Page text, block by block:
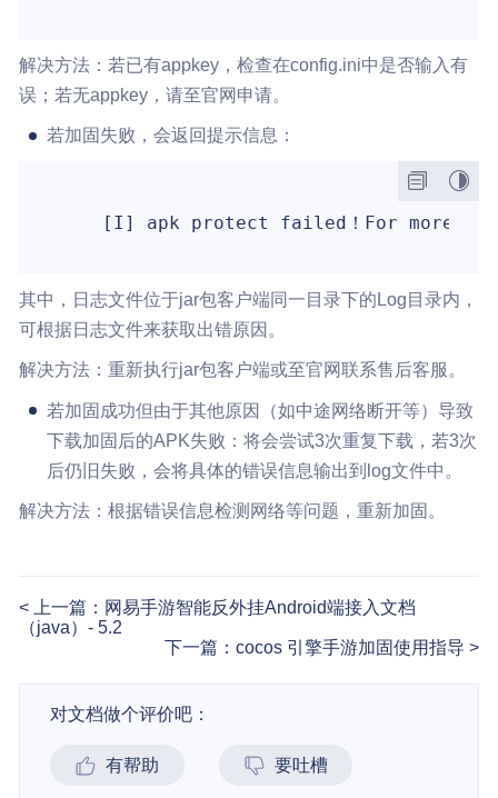
解决方法：若已有appkey，检查在config.ini中是否输入有
误；若无appkey，请至官网申请。
若加固失败，会返回提示信息：
[I] apk protect failed！For more
其中，日志文件位于jar包客户端同一目录下的Log目录内，
可根据日志文件来获取出错原因。
解决方法：重新执行jar包客户端或至官网联系售后客服。
若加固成功但由于其他原因（如中途网络断开等）导致
下载加固后的APK失败：将会尝试3次重复下载，若3次
后仍旧失败，会将具体的错误信息输出到log文件中。
解决方法：根据错误信息检测网络等问题，重新加固。
上一篇：网易手游智能反外挂Android端接入文档
（java）- 5.2
下一篇：cocos 引擎手游加固使用指导
对文档做个评价吧：
有帮助 要吐槽